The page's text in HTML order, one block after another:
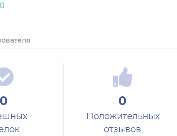
0
0 0
Положительных
отзывов